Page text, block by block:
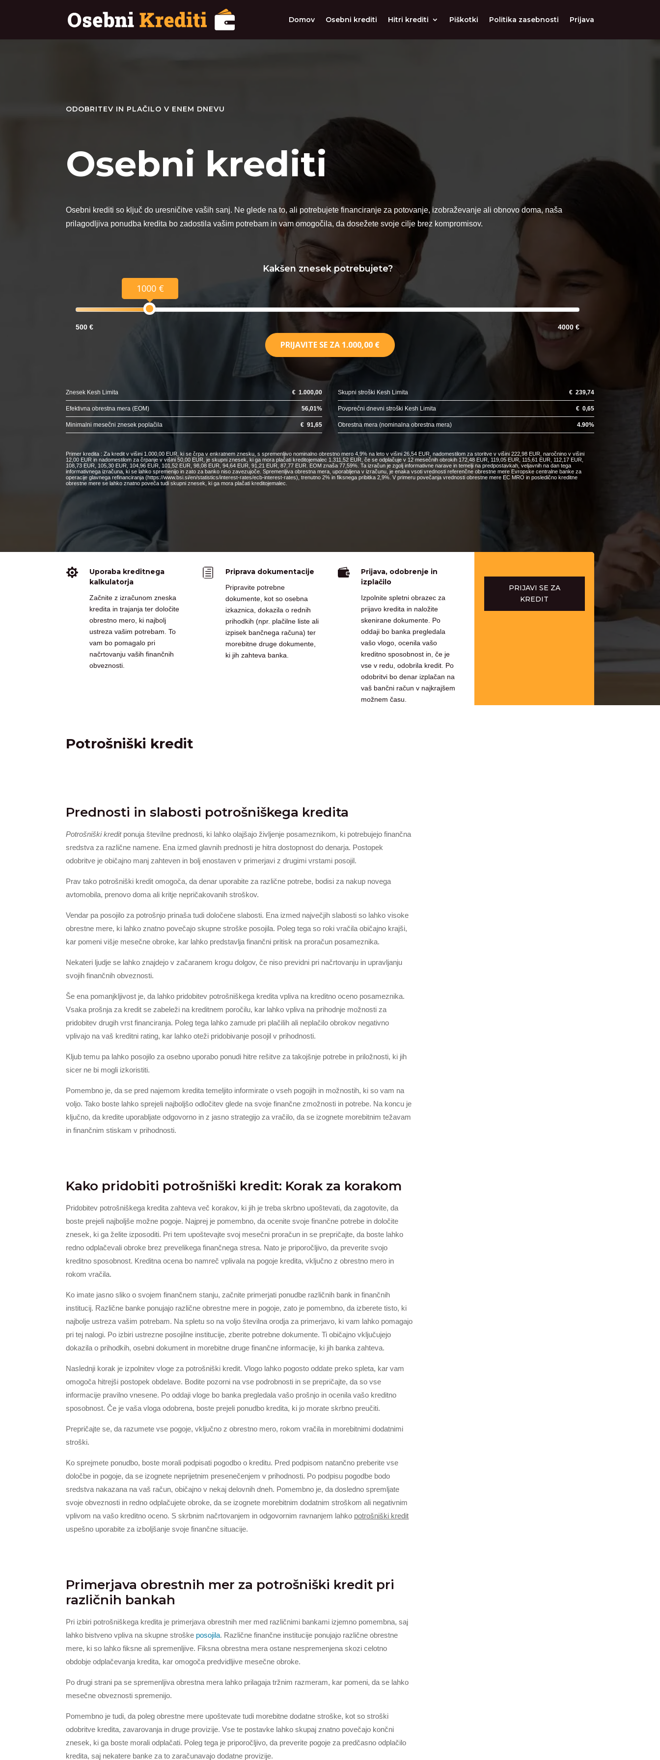
Domov Osebni krediti Hitri krediti Piškotki Politika zasebnosti Prijava
ODOBRITEV IN PLAČILO V ENEM DNEVU
Osebni krediti
Osebni krediti so ključ do uresničitve vaših sanj. Ne glede na to, ali potrebujete financiranje za potovanje, izobraževanje ali obnovo doma, naša
prilagodljiva ponudba kredita bo zadostila vašim potrebam in vam omogočila, da dosežete svoje cilje brez kompromisov.
Kakšen znesek potrebujete?
1000 €
500 € 4000 €
PRIJAVITE SE ZA 1.000,00 €
Znesek Kesh Limita € 1.000,00 Skupni stroški Kesh Limita € 239,74
Efektivna obrestna mera (EOM) 56,01% Povprečni dnevni stroški Kesh Limita € 0,65
Minimalni mesečni znesek poplačila € 91,65 Obrestna mera (nominalna obrestna mera) 4.90%
Primer kredita : Za kredit v višini 1.000,00 EUR, ki se črpa v enkratnem znesku, s spremenljivo nominalno obrestno mero 4,9% na leto v višini 26,54 EUR, nadomestilom za storitve v višini 222,98 EUR, naročnino v višini
12,00 EUR in nadomestilom za črpanje v višini 50,00 EUR, je skupni znesek, ki ga mora plačati kreditojemalec 1.311,52 EUR, če se odplačuje v 12 mesečnih obrokih 172,48 EUR, 119,05 EUR, 115,61 EUR, 112,17 EUR,
108,73 EUR, 105,30 EUR, 104,96 EUR, 101,52 EUR, 98,08 EUR, 94,64 EUR, 91,21 EUR, 87,77 EUR. EOM znaša 77,59%. Ta izračun je zgolj informativne narave in temelji na predpostavkah, veljavnih na dan tega
informativnega izračuna, ki se lahko spremenijo in zato za banko niso zavezujoče. Spremenljiva obrestna mera, uporabljena v izračunu, je enaka vsoti vrednosti referenčne obrestne mere Evropske centralne banke za
operacije glavnega refinanciranja (https://www.bsi.si/en/statistics/interest-rates/ecb-interest-rates), trenutno 2% in fiksnega pribitka 2,9%. V primeru povečanja vrednosti obrestne mere EC MRO in posledično kreditne
obrestne mere se lahko znatno poveča tudi skupni znesek, ki ga mora plačati kreditojemalec.

Uporaba kreditnega
kalkulatorja
Začnite z izračunom zneska
kredita in trajanja ter določite
obrestno mero, ki najbolj
ustreza vašim potrebam. To
vam bo pomagalo pri
načrtovanju vaših finančnih
obveznosti.
h Priprava dokumentacije
Pripravite potrebne
dokumente, kot so osebna
izkaznica, dokazila o rednih
prihodkih (npr. plačilne liste ali
izpisek bančnega računa) ter
morebitne druge dokumente,
ki jih zahteva banka.

Prijava, odobrenje in
izplačilo
Izpolnite spletni obrazec za
prijavo kredita in naložite
skenirane dokumente. Po
oddaji bo banka pregledala
vašo vlogo, ocenila vašo
kreditno sposobnost in, če je
vse v redu, odobrila kredit. Po
odobritvi bo denar izplačan na
vaš bančni račun v najkrajšem
možnem času.
PRIJAVI SE ZA
KREDIT
Potrošniški kredit
Prednosti in slabosti potrošniškega kredita
Potrošniški kreditponuja številne prednosti, ki lahko olajšajo življenje posameznikom, ki potrebujejo finančna
sredstva za različne namene. Ena izmed glavnih prednosti je hitra dostopnost do denarja. Postopek
odobritve je običajno manj zahteven in bolj enostaven v primerjavi z drugimi vrstami posojil.
Prav tako potrošniški kredit omogoča, da denar uporabite za različne potrebe, bodisi za nakup novega
avtomobila, prenovo doma ali kritje nepričakovanih stroškov.
Vendar pa posojilo za potrošnjo prinaša tudi določene slabosti. Ena izmed največjih slabosti so lahko visoke
obrestne mere, ki lahko znatno povečajo skupne stroške posojila. Poleg tega so roki vračila običajno krajši,
kar pomeni višje mesečne obroke, kar lahko predstavlja finančni pritisk na proračun posameznika.
Nekateri ljudje se lahko znajdejo v začaranem krogu dolgov, če niso previdni pri načrtovanju in upravljanju
svojih finančnih obveznosti.
Še ena pomanjkljivost je, da lahko pridobitev potrošniškega kredita vpliva na kreditno oceno posameznika.
Vsaka prošnja za kredit se zabeleži na kreditnem poročilu, kar lahko vpliva na prihodnje možnosti za
pridobitev drugih vrst financiranja. Poleg tega lahko zamude pri plačilih ali neplačilo obrokov negativno
vplivajo na vaš kreditni rating, kar lahko oteži pridobivanje posojil v prihodnosti.
Kljub temu pa lahko posojilo za osebno uporabo ponudi hitre rešitve za takojšnje potrebe in priložnosti, ki jih
sicer ne bi mogli izkoristiti.
Pomembno je, da se pred najemom kredita temeljito informirate o vseh pogojih in možnostih, ki so vam na
voljo. Tako boste lahko sprejeli najboljšo odločitev glede na svoje finančne zmožnosti in potrebe. Na koncu je
ključno, da kredite uporabljate odgovorno in z jasno strategijo za vračilo, da se izognete morebitnim težavam
in finančnim stiskam v prihodnosti.
Kako pridobiti potrošniški kredit: Korak za korakom
Pridobitev potrošniškega kredita zahteva več korakov, ki jih je treba skrbno upoštevati, da zagotovite, da
boste prejeli najboljše možne pogoje. Najprej je pomembno, da ocenite svoje finančne potrebe in določite
znesek, ki ga želite izposoditi. Pri tem upoštevajte svoj mesečni proračun in se prepričajte, da boste lahko
redno odplačevali obroke brez prevelikega finančnega stresa. Nato je priporočljivo, da preverite svojo
kreditno sposobnost. Kreditna ocena bo namreč vplivala na pogoje kredita, vključno z obrestno mero in
rokom vračila.
Ko imate jasno sliko o svojem finančnem stanju, začnite primerjati ponudbe različnih bank in finančnih
institucij. Različne banke ponujajo različne obrestne mere in pogoje, zato je pomembno, da izberete tisto, ki
najbolje ustreza vašim potrebam. Na spletu so na voljo številna orodja za primerjavo, ki vam lahko pomagajo
pri tej nalogi. Po izbiri ustrezne posojilne institucije, zberite potrebne dokumente. Ti običajno vključujejo
dokazila o prihodkih, osebni dokument in morebitne druge finančne informacije, ki jih banka zahteva.
Naslednji korak je izpolnitev vloge za potrošniški kredit. Vlogo lahko pogosto oddate preko spleta, kar vam
omogoča hitrejši postopek obdelave. Bodite pozorni na vse podrobnosti in se prepričajte, da so vse
informacije pravilno vnesene. Po oddaji vloge bo banka pregledala vašo prošnjo in ocenila vašo kreditno
sposobnost. Če je vaša vloga odobrena, boste prejeli ponudbo kredita, ki jo morate skrbno preučiti.
Prepričajte se, da razumete vse pogoje, vključno z obrestno mero, rokom vračila in morebitnimi dodatnimi
stroški.
Ko sprejmete ponudbo, boste morali podpisati pogodbo o kreditu. Pred podpisom natančno preberite vse
določbe in pogoje, da se izognete neprijetnim presenečenjem v prihodnosti. Po podpisu pogodbe bodo
sredstva nakazana na vaš račun, običajno v nekaj delovnih dneh. Pomembno je, da dosledno spremljate
svoje obveznosti in redno odplačujete obroke, da se izognete morebitnim dodatnim stroškom ali negativnim
vplivom na vašo kreditno oceno. S skrbnim načrtovanjem in odgovornim ravnanjem lahko potrošniški kredit
uspešno uporabite za izboljšanje svoje finančne situacije.
Primerjava obrestnih mer za potrošniški kredit pri
različnih bankah
Pri izbiri potrošniškega kredita je primerjava obrestnih mer med različnimi bankami izjemno pomembna, saj
lahko bistveno vpliva na skupne stroške posojila. Različne finančne institucije ponujajo različne obrestne
mere, ki so lahko fiksne ali spremenljive. Fiksna obrestna mera ostane nespremenjena skozi celotno
obdobje odplačevanja kredita, kar omogoča predvidljive mesečne obroke.
Po drugi strani pa se spremenljiva obrestna mera lahko prilagaja tržnim razmeram, kar pomeni, da se lahko
mesečne obveznosti spremenijo.
Pomembno je tudi, da poleg obrestne mere upoštevate tudi morebitne dodatne stroške, kot so stroški
odobritve kredita, zavarovanja in druge provizije. Vse te postavke lahko skupaj znatno povečajo končni
znesek, ki ga boste morali odplačati. Poleg tega je priporočljivo, da preverite pogoje za predčasno odplačilo
kredita, saj nekatere banke za to zaračunavajo dodatne provizije.